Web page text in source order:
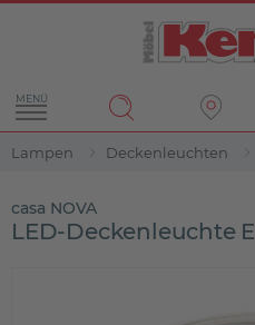
MENÜ
Lampen Deckenleuchten
casa NOVA
LED-Deckenleuchte